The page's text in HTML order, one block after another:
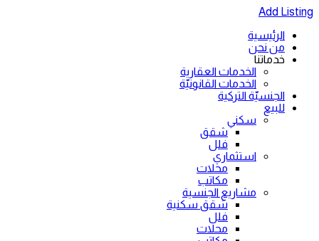
Add Listing
الرئيسية
من نحن
خدماتنا
الخدمات العقارية
الخدمات القانونيّة
الجنسيّة التركية
للبيع
سكني
شقق
فلل
استثماري
محلات
مكاتب
مشاريع الجنسية
شقق سكنية
فلل
محلات